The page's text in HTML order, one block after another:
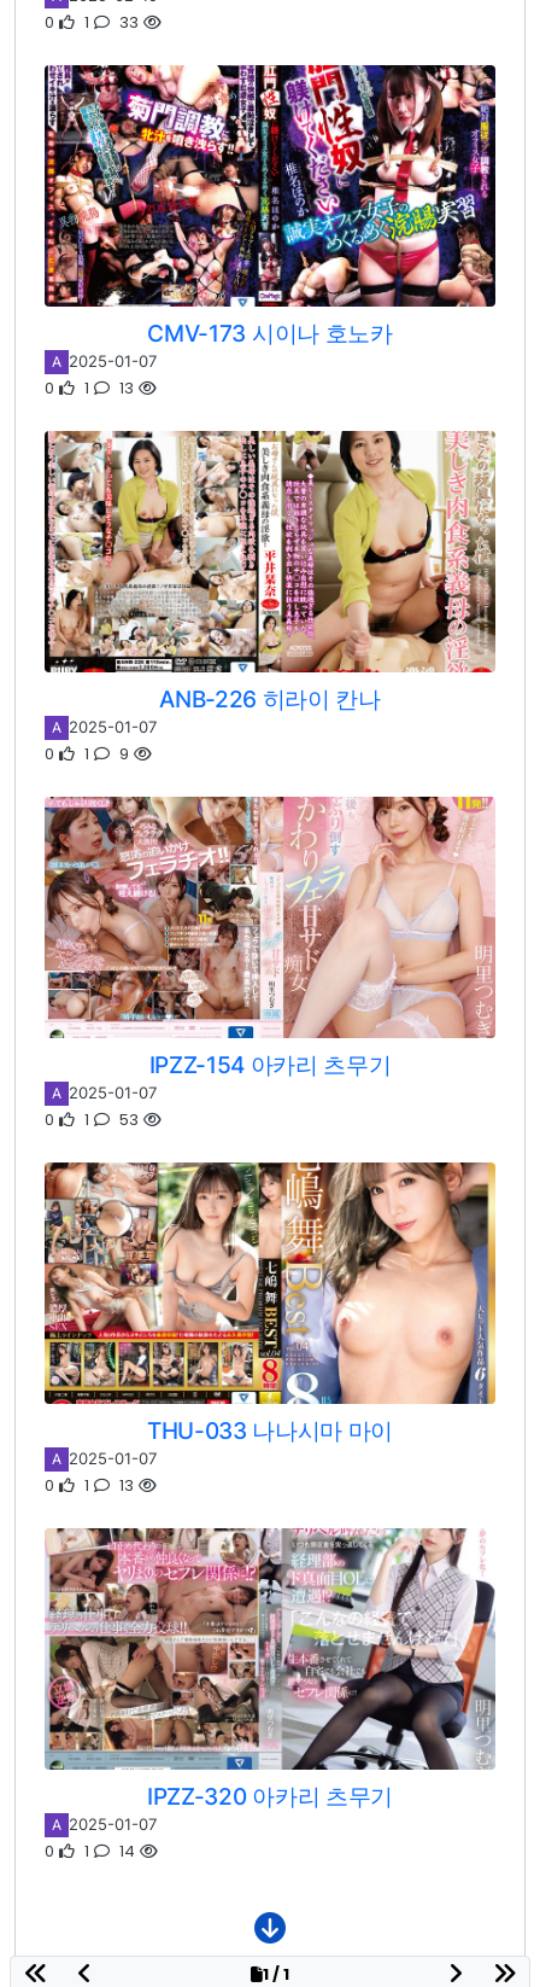
0 1 33
CMV-173 시이나 호노카
A 2025-01-07
0 1 13
ANB-226 히라이 칸나
A 2025-01-07
0 1 9
IPZZ-154 아카리 츠무기
A 2025-01-07
0 1 53
THU-033 나나시마 마이
A 2025-01-07
0 1 13
IPZZ-320 아카리 츠무기
A 2025-01-07
0 1 14
1 / 1